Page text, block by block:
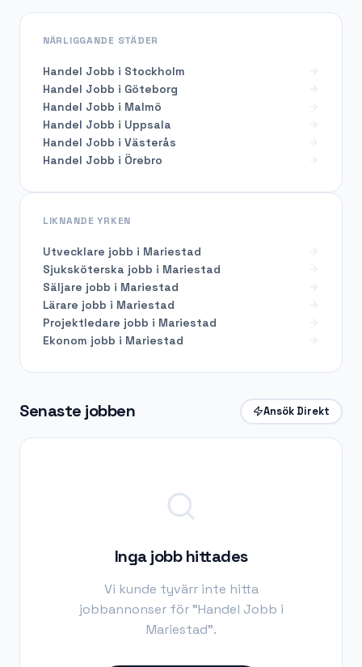
Senaste jobben Ansök Direkt
Inga jobb hittades
Vi kunde tyvärr inte hitta
jobbannonser för "Handel Jobb i
Mariestad".
NÄRLIGGANDE STÄDER
Handel Jobb i Stockholm
Handel Jobb i Göteborg
Handel Jobb i Malmö
Handel Jobb i Uppsala
Handel Jobb i Västerås
Handel Jobb i Örebro
LIKNANDE YRKEN
Utvecklare jobb i Mariestad
Sjuksköterska jobb i Mariestad
Säljare jobb i Mariestad
Lärare jobb i Mariestad
Projektledare jobb i Mariestad
Ekonom jobb i Mariestad